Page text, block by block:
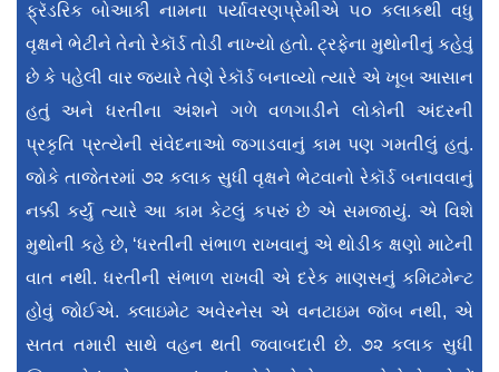
ફ્રૅડરિક બોઆકી નામના પર્યાવરણપ્રેમીએ ૫૦ કલાકથી વધુ
વૃક્ષને ભેટીને તેનો રેકૉર્ડ તોડી નાખ્યો હતો. ટ્રફેના મુથોનીનું કહેવું
છે કે પહેલી વાર જ્યારે તેણે રેકૉર્ડ બનાવ્યો ત્યારે એ ખૂબ આસાન
હતું અને ધરતીના અંશને ગળે વળગાડીને લોકોની અંદરની
પ્રકૃતિ પ્રત્યેની સંવેદનાઓ જગાડવાનું કામ પણ ગમતીલું હતું.
જોકે તાજેતરમાં ૭૨ કલાક સુધી વૃક્ષને ભેટવાનો રેકૉર્ડ બનાવવાનું
નક્કી કર્યું ત્યારે આ કામ કેટલું કપરું છે એ સમજાયું. એ વિશે
મુથોની કહે છે, ‘ધરતીની સંભાળ રાખવાનું એ થોડીક ક્ષણો માટેની
વાત નથી. ધરતીની સંભાળ રાખવી એ દરેક માણસનું કમિટમેન્ટ
હોવું જોઈએ. ક્લાઇમેટ અવેરનેસ એ વનટાઇમ જૉબ નથી, એ
સતત તમારી સાથે વહન થતી જવાબદારી છે. ૭૨ કલાક સુધી